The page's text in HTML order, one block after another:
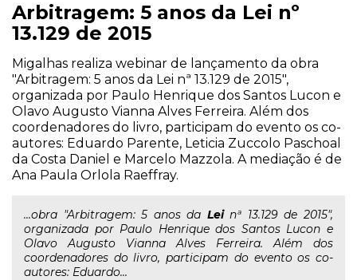
Arbitragem: 5 anos da Lei nº
13.129 de 2015
Migalhas realiza webinar de lançamento da obra
"Arbitragem: 5 anos da Lei nª 13.129 de 2015",
organizada por Paulo Henrique dos Santos Lucon e
Olavo Augusto Vianna Alves Ferreira. Além dos
coordenadores do livro, participam do evento os co-
autores: Eduardo Parente, Leticia Zuccolo Paschoal
da Costa Daniel e Marcelo Mazzola. A mediação é de
Ana Paula Orlola Raeffray.
...obra "Arbitragem: 5 anos da Leinª 13.129 de 2015",
organizada por Paulo Henrique dos Santos Lucon e
Olavo Augusto Vianna Alves Ferreira. Além dos
coordenadores do livro, participam do evento os co-
autores: Eduardo...